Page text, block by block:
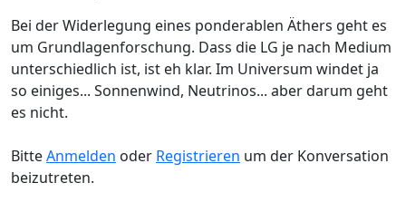
Bei der Widerlegung eines ponderablen Äthers geht es
um Grundlagenforschung. Dass die LG je nach Medium
unterschiedlich ist, ist eh klar. Im Universum windet ja
so einiges... Sonnenwind, Neutrinos... aber darum geht
es nicht.
BitteAnmelden oder Registrieren um der Konversation
beizutreten.